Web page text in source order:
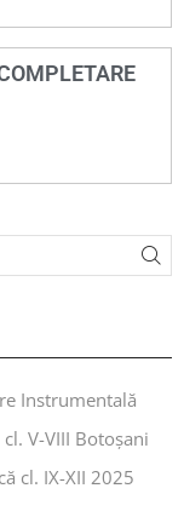
Instrumentală
V-VIII Botoșani
cl. IX-XII 2025